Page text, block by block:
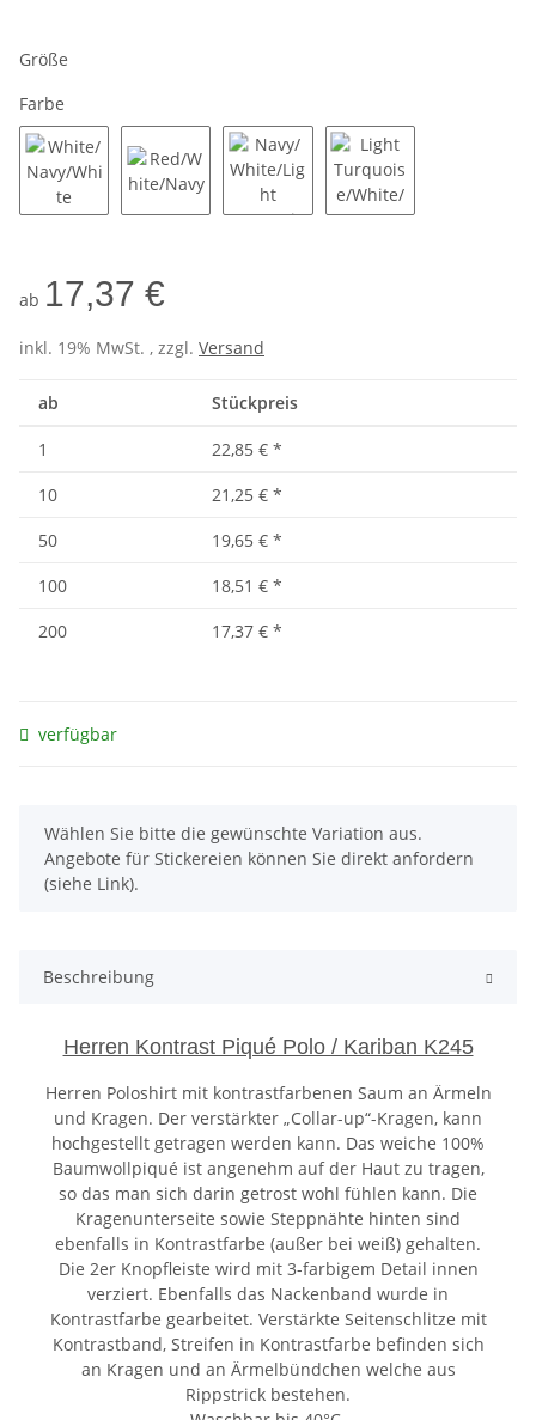
Größe
Farbe
ab 17,37 €
inkl. 19% MwSt. , zzgl. Versand
ab Stückpreis
1 22,85 € *
10
21,25 € *
50
19,65 € *
100
18,51 € *
200
17,37 € *
verfügbar
x
Wählen Sie bitte die gewünschte Variation aus.
Angebote für Stickereien können Sie direkt anfordern
(siehe Link).
Beschreibung
Herren Kontrast Piqué Polo / Kariban K245
Herren Poloshirt mit kontrastfarbenen Saum an Ärmeln
und Kragen. Der verstärkter „Collar-up“-Kragen, kann
hochgestellt getragen werden kann. Das weiche 100%
Baumwollpiqué ist angenehm auf der Haut zu tragen,
so das man sich darin getrost wohl fühlen kann. Die
Kragenunterseite sowie Steppnähte hinten sind
ebenfalls in Kontrastfarbe (außer bei weiß) gehalten.
Die 2er Knopfleiste wird mit 3-farbigem Detail innen
verziert. Ebenfalls das Nackenband wurde in
Kontrastfarbe gearbeitet. Verstärkte Seitenschlitze mit
Kontrastband, Streifen in Kontrastfarbe befinden sich
an Kragen und an Ärmelbündchen welche aus
Rippstrick bestehen.